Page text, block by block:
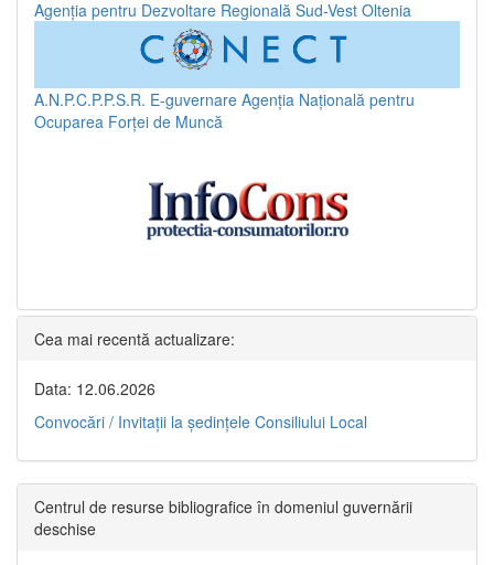
Agenția pentru Dezvoltare Regională Sud-Vest Oltenia
A.N.P.C.P.P.S.R. E-guvernare Agenția Națională pentru
Ocuparea Forței de Muncă
Cea mai recentă actualizare:
Data: 12.06.2026
Convocări / Invitaţii la şedinţele Consiliului Local
Centrul de resurse bibliografice în domeniul guvernării
deschise